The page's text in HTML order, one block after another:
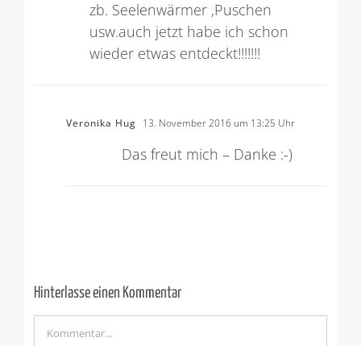
usw.auch jetzt habe ich schon
wieder etwas entdeckt!!!!!!!
Das freut mich – Danke :-)
Kommentar